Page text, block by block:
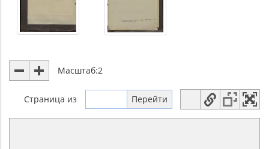
Масштаб:2
Страница из